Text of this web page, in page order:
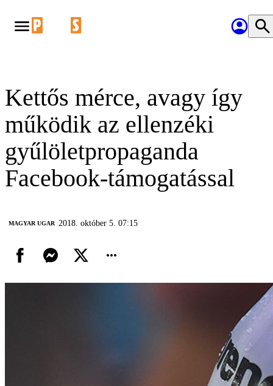
Kettős mérce, avagy így
működik az ellenzéki
gyűlöletpropaganda
Facebook-támogatással
MAGYAR UGAR 2018. október 5. 07:15